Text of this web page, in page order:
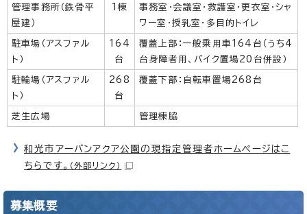
管理事務所（鉄骨平
屋建）
1棟
事務室・会議室・救護室・更衣室・シャ
ワー室・授乳室・多目的トイレ
駐車場（アスファル
ト）
164
台
覆蓋上部：一般乗用車164台（うち4
台身障者用、バイク置場20台併設）
駐輪場（アスファル
ト）
268
台
覆蓋下部：自転車置場268台
芝生広場 管理棟脇
和光市アーバンアクア公園の現指定管理者ホームページはこ
ちらです。 （外部リンク）
募集概要